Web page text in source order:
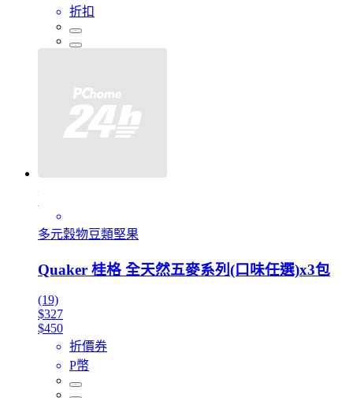
折扣
多元穀物豆類堅果
Quaker 桂格 全天然五麥系列(口味任選)x3包
(19)
$327
$450
折價券
P幣